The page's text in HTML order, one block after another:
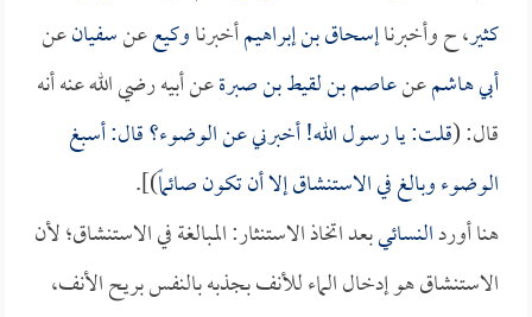
كثير، ح وأخبرناإسحاق بن إبراهيمأخبرناوكيععنسفيانعن
أبي هاشمعنعاصم بن لقيط بن صبرةعن أبيه رضي الله عنه أنه
قال: (قلت: يا رسول الله! أخبرني عن الوضوء؟ قال: أسبغ
الوضوء وبالغ في الاستنشاق إلا أن تكون صائماً)].
هنا أوردالنسائيبعد اتخاذ الاستنثار: المبالغة في الاستنشاق؛ لأن
الاستنشاق هو إدخال الماء للأنف بجذبه بالنفس بريح الأنف،